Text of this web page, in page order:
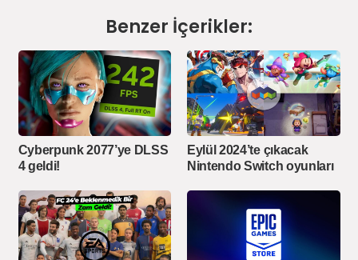
Benzer İçerikler:
Cyberpunk 2077’ye DLSS
4 geldi!
Eylül 2024’te çıkacak
Nintendo Switch oyunları